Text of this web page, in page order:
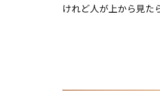
けれど人が上から見た